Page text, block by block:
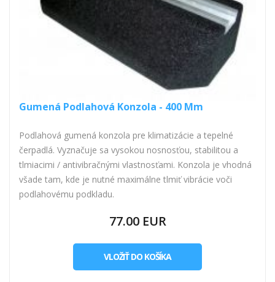
Gumená Podlahová Konzola - 400 Mm
Podlahová gumená konzola pre klimatizácie a tepelné
čerpadlá. Vyznačuje sa vysokou nosnosťou, stabilitou a
tlmiacimi / antivibračnými vlastnosťami. Konzola je vhodná
všade tam, kde je nutné maximálne tlmiť vibrácie voči
podlahovému podkladu.
77.00 EUR
VLOŽIŤ DO KOŠÍKA